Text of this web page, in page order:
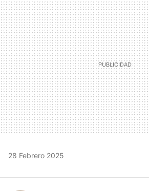
MAIL
28 Febrero 2025